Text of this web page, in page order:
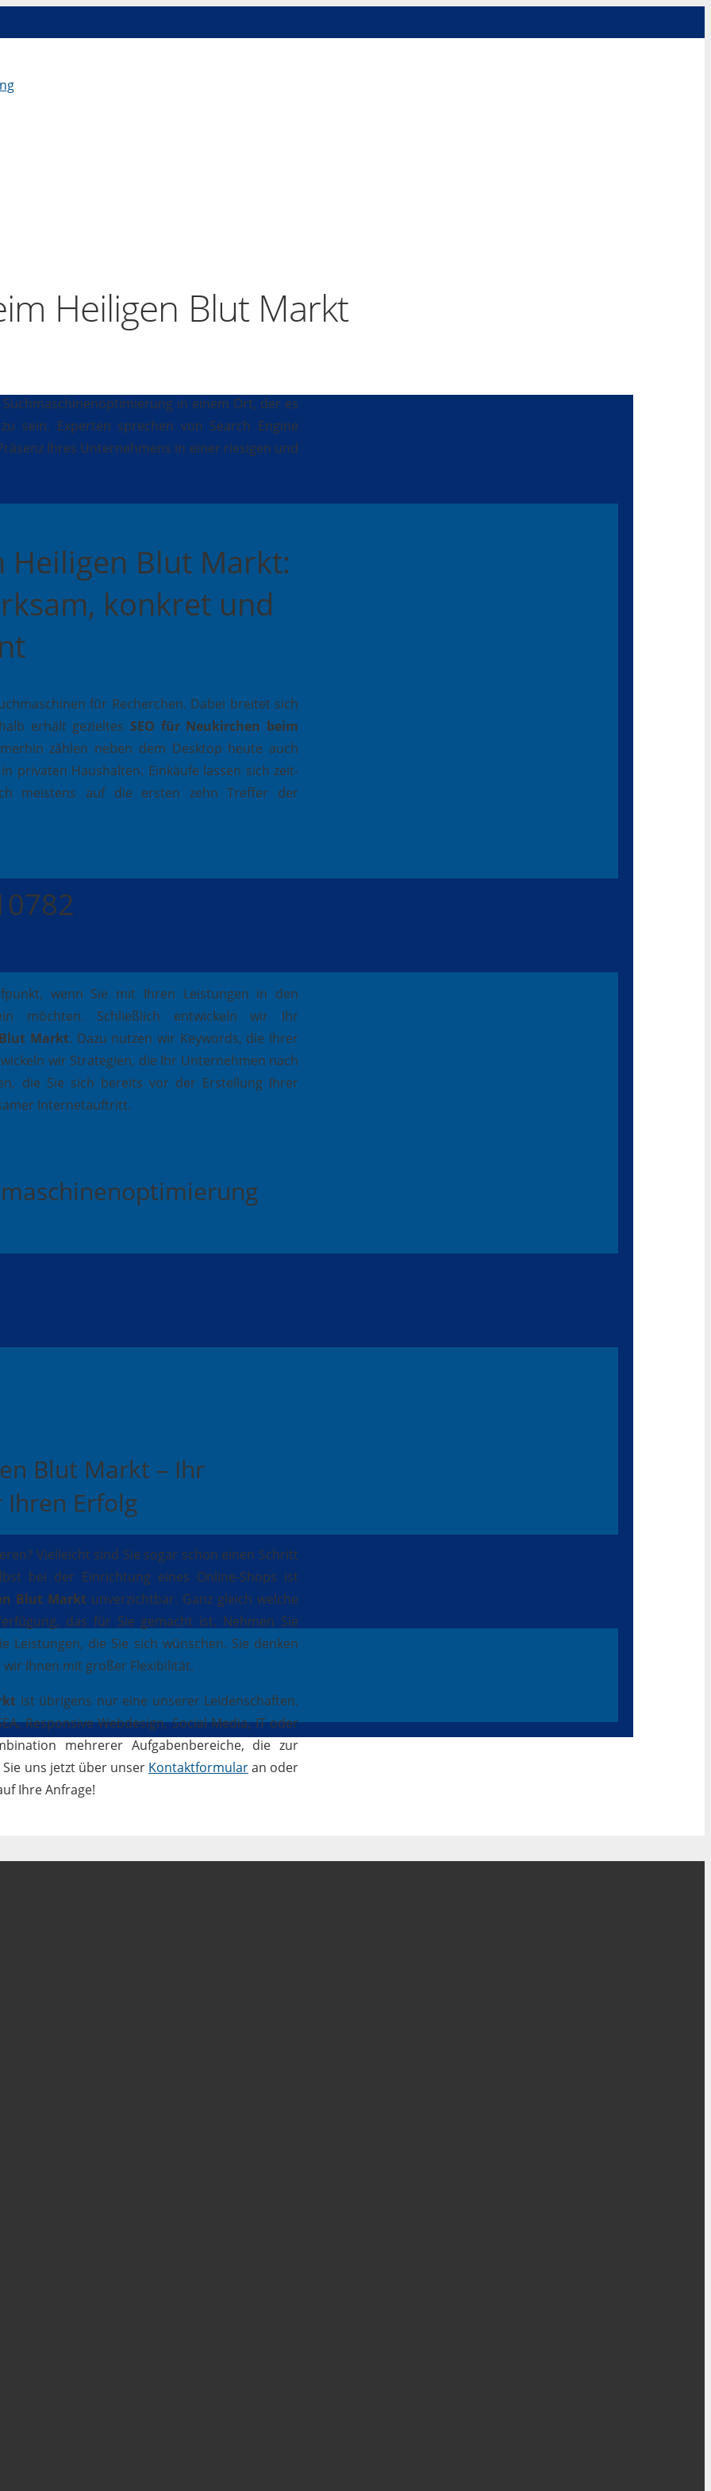
Heiligen Blut Markt
in einem Ort, der es
sein. Experten sprechen von Search Engine
Ihres Unternehmens in einer riesigen und
Heiligen Blut Markt:
konkret und
für Recherchen. Dabei breitet sich
erhält gezieltesSEO für Neukirchen beim
zählen neben dem Desktop heute auch
privaten Haushalten. Einkäufe lassen sich zeit-
meistens auf die ersten zehn Treffer der
wenn Sie mit Ihren Leistungen in den
möchten. Schließlich entwickeln wir Ihr
Markt. Dazu nutzen wir Keywords, die Ihrer
wir Strategien, die Ihr Unternehmen nach
die Sie sich bereits vor der Erstellung Ihrer
Internetauftritt.
Blut Markt – Ihr
Erfolg
Vielleicht sind Sie sogar schon einen Schritt
bei der Einrichtung eines Online-Shops ist
Blut Markt unverzichtbar. Ganz gleich welche
das für Sie gemacht ist. Nehmen Sie
Leistungen, die Sie sich wünschen. Sie denken
wir Ihnen mit großer Flexibilität.
ist übrigens nur eine unserer Leidenschaften.
Responsive Webdesign, Social Media, IT oder
mehrerer Aufgabenbereiche, die zur
uns jetzt über unser Kontaktformularan oder
Ihre Anfrage!